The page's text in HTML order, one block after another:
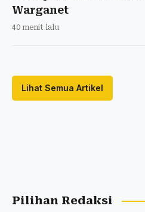
Warganet
40 menit lalu
Lihat Semua Artikel
Pilihan Redaksi